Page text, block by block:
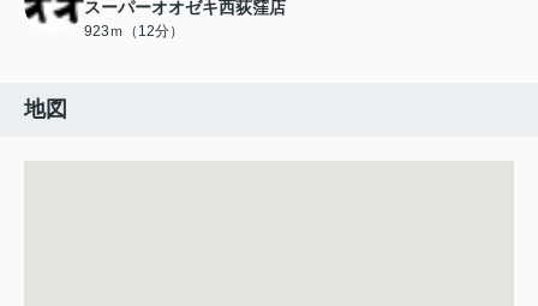
スーパーオオゼキ西荻窪店
923ｍ（12分）
地図